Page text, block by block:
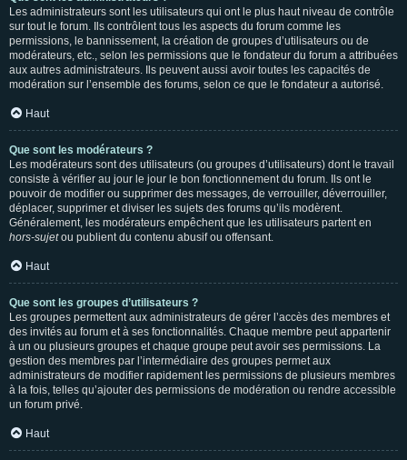
Les administrateurs sont les utilisateurs qui ont le plus haut niveau de contrôle
sur tout le forum. Ils contrôlent tous les aspects du forum comme les
permissions, le bannissement, la création de groupes d’utilisateurs ou de
modérateurs, etc., selon les permissions que le fondateur du forum a attribuées
aux autres administrateurs. Ils peuvent aussi avoir toutes les capacités de
modération sur l’ensemble des forums, selon ce que le fondateur a autorisé.
Haut
Que sont les modérateurs ?
Les modérateurs sont des utilisateurs (ou groupes d’utilisateurs) dont le travail
consiste à vérifier au jour le jour le bon fonctionnement du forum. Ils ont le
pouvoir de modifier ou supprimer des messages, de verrouiller, déverrouiller,
déplacer, supprimer et diviser les sujets des forums qu’ils modèrent.
Généralement, les modérateurs empêchent que les utilisateurs partent en
hors-sujetou publient du contenu abusif ou offensant.
Haut
Que sont les groupes d’utilisateurs ?
Les groupes permettent aux administrateurs de gérer l’accès des membres et
des invités au forum et à ses fonctionnalités. Chaque membre peut appartenir
à un ou plusieurs groupes et chaque groupe peut avoir ses permissions. La
gestion des membres par l’intermédiaire des groupes permet aux
administrateurs de modifier rapidement les permissions de plusieurs membres
à la fois, telles qu’ajouter des permissions de modération ou rendre accessible
un forum privé.
Haut